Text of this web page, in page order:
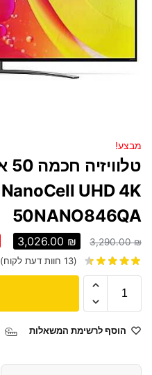
מבצע!
50NANO846QA
3,290.00₪
3,026.00 ₪
(
13 חוות דעת לקוח)
הוסף לרשימת המשאלות